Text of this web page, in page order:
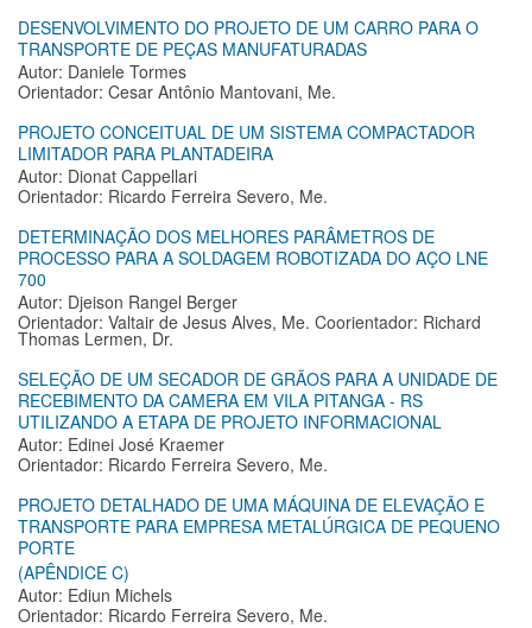
DESENVOLVIMENTO DO PROJETO DE UM CARRO PARA O
TRANSPORTE DE PEÇAS MANUFATURADAS
Autor: Daniele Tormes
Orientador: Cesar Antônio Mantovani, Me.
PROJETO CONCEITUAL DE UM SISTEMA COMPACTADOR
LIMITADOR PARA PLANTADEIRA
Autor: Dionat Cappellari
Orientador: Ricardo Ferreira Severo, Me.
DETERMINAÇÃO DOS MELHORES PARÂMETROS DE
PROCESSO PARA A SOLDAGEM ROBOTIZADA DO AÇO LNE
700
Autor: Djeison Rangel Berger
Orientador: Valtair de Jesus Alves, Me. Coorientador: Richard
Thomas Lermen, Dr.
SELEÇÃO DE UM SECADOR DE GRÃOS PARA A UNIDADE DE
RECEBIMENTO DA CAMERA EM VILA PITANGA - RS
UTILIZANDO A ETAPA DE PROJETO INFORMACIONAL
Autor: Edinei José Kraemer
Orientador: Ricardo Ferreira Severo, Me.
PROJETO DETALHADO DE UMA MÁQUINA DE ELEVAÇÃO E
TRANSPORTE PARA EMPRESA METALÚRGICA DE PEQUENO
PORTE
(APÊNDICE C)
Autor: Ediun Michels
Orientador: Ricardo Ferreira Severo, Me.